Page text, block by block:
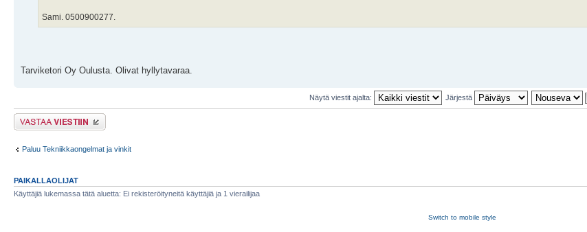
Sami. 0500900277.
Tarviketori Oy Oulusta. Olivat hyllytavaraa.
Näytä viestit ajalta: Järjestä
Lähetä vastaus
Paluu Tekniikkaongelmat ja vinkit
PAIKALLAOLIJAT
Käyttäjiä lukemassa tätä aluetta: Ei rekisteröityneitä käyttäjiä ja 1 vierailijaa
Switch to mobile style